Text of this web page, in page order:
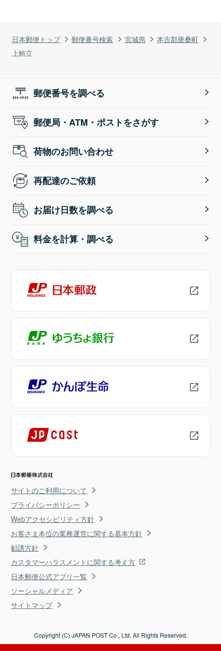
日本郵便トップ 郵便番号検索 宮城県
本吉郡唐桑町
上鮪立
郵便番号を調べる
郵便局・ATM・ポストをさがす
荷物のお問い合わせ
再配達のご依頼
お届け日数を調べる
料金を計算・調べる
サイトのご利用について
プライバシーポリシー
Webアクセシビリティ方針
お客さま本位の業務運営に関する基本方針
勧誘方針
カスタマーハラスメントに関する考え方
日本郵便公式アプリ一覧
ソーシャルメディア
サイトマップ
Copyright (C) JAPAN POST Co., Ltd. All Rights Reserved.